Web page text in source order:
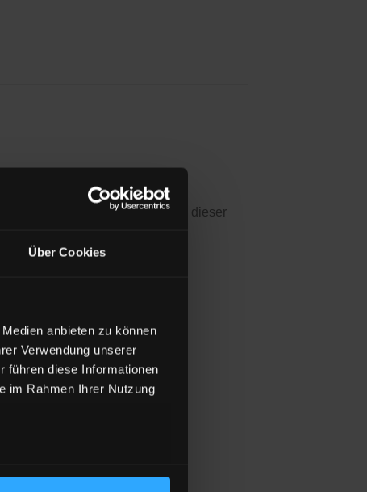
Über Cookies
anbieten zu können
Verwendung unserer
führen diese Informationen
im Rahmen Ihrer Nutzung
und Polyester zeigt sich dieser